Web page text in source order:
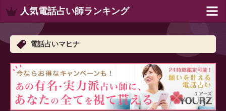
人気電話占い師ランキング
電話占いマヒナ